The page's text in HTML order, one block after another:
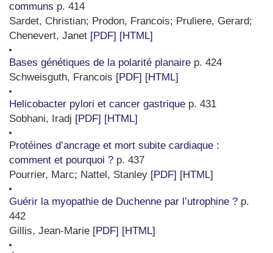
communs p. 414
Sardet, Christian; Prodon, Francois; Pruliere, Gerard;
Chenevert, Janet [PDF] [HTML]
Bases génétiques de la polarité planaire p. 424
Schweisguth, Francois [PDF] [HTML]
Helicobacter pylori et cancer gastrique p. 431
Sobhani, Iradj [PDF] [HTML]
Protéines d’ancrage et mort subite cardiaque :
comment et pourquoi ? p. 437
Pourrier, Marc; Nattel, Stanley [PDF] [HTML]
Guérir la myopathie de Duchenne par l’utrophine ? p.
442
Gillis, Jean-Marie [PDF] [HTML]